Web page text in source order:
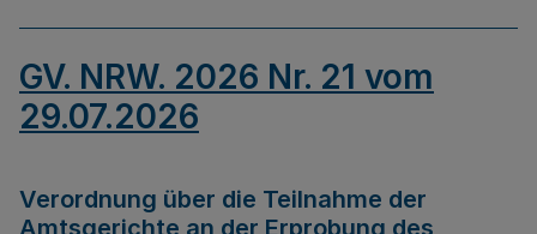
GV. NRW. 2026 Nr. 21 vom
29.07.2026
Verordnung über die Teilnahme der
Amtsgerichte an der Erprobung des